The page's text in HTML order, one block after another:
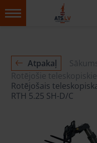
Atpakaļ
Sākums
Rotējošie teleskopiskie
Rotējošais
RTH 5.25 SH-D/C